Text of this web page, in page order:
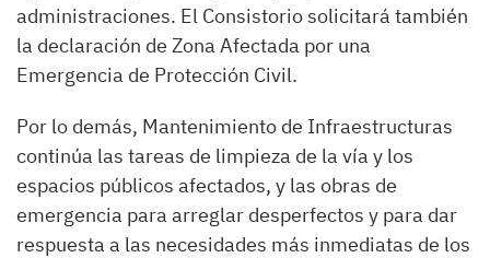
administraciones. El Consistorio solicitará también
la declaración de Zona Afectada por una
Emergencia de Protección Civil.
Por lo demás, Mantenimiento de Infraestructuras
continúa las tareas de limpieza de la vía y los
espacios públicos afectados, y las obras de
emergencia para arreglar desperfectos y para dar
respuesta a las necesidades más inmediatas de los